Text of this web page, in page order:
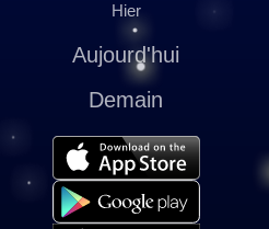
Hier
Aujourd'hui
Demain